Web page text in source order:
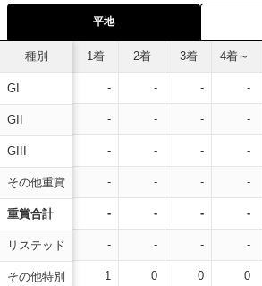
平地
種別
GI
GII
GIII
その他重賞
重賞合計
リステッド
その他特別
1着 2着 3着 4着～
- - - -
- - - -
- - - -
- - - -
- - - -
- - - -
1 0 0 0